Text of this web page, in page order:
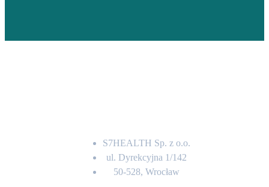
S7HEALTH Sp. z o.o.
ul. Dyrekcyjna 1/142
50-528, Wrocław